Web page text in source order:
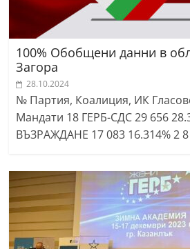
100% Обобщени данни в
Загора
28.10.2024
№ Партия, Коалиция, ИК
Мандати 18 ГЕРБ-СДС 29 656
ВЪЗРАЖДАНЕ 17 083 16.314% 2